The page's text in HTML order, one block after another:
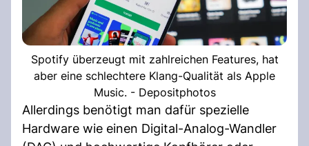
Spotify überzeugt mit zahlreichen Features, hat
aber eine schlechtere Klang-Qualität als Apple
Music. - Depositphotos
Allerdings benötigt man dafür spezielle
Hardware wie einen Digital-Analog-Wandler